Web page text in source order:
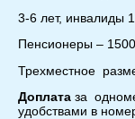
3-6 лет, инвалиды
Пенсионеры –
Трехместное
Доплата за
удобствами в